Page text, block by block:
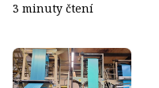
3 minuty čtení